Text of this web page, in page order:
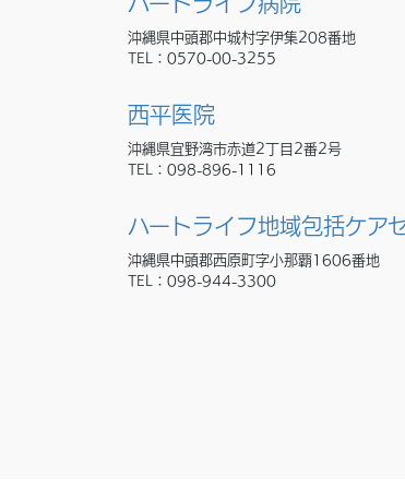
沖縄県中頭郡中城村字伊集208番地
TEL： 0570-00-3255
西平医院
沖縄県宜野湾市赤道2丁目2番2号
TEL： 098-896-1116
ハートライフ地域包括ケア
沖縄県中頭郡西原町字小那覇1606番地
TEL： 098-944-3300